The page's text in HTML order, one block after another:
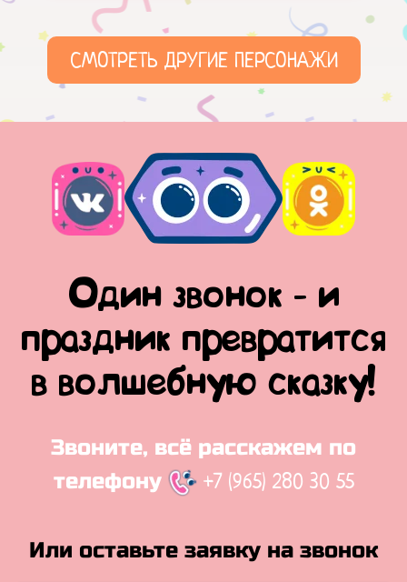
СМОТРЕТЬ ДРУГИЕ ПЕРСОНАЖИ
Один звонок - и
праздник превратится
в волшебную сказку!
Звоните, всё расскажем по
телефону
+7 (965) 280 30 55
Или оставьте заявку на звонок